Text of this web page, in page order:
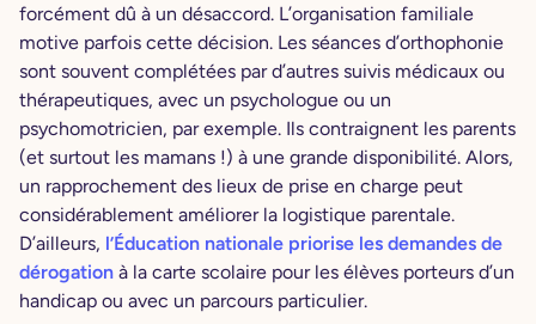
forcément dû à un désaccord. L’organisation familiale
motive parfois cette décision. Les séances d’orthophonie
sont souvent complétées par d’autres suivis médicaux ou
thérapeutiques, avec un psychologue ou un
psychomotricien, par exemple. Ils contraignent les parents
(et surtout les mamans !) à une grande disponibilité. Alors,
un rapprochement des lieux de prise en charge peut
considérablement améliorer la logistique parentale.
D’ailleurs, l’Éducation nationale priorise les demandes de
dérogation à la carte scolaire pour les élèves porteurs d’un
handicap ou avec un parcours particulier.